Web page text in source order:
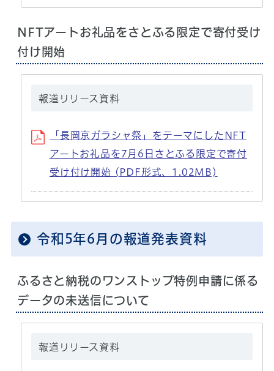
NFTアートお礼品をさとふる限定で寄付受け
付け開始
報道リリース資料
「長岡京ガラシャ祭」をテーマにしたNFT
アートお礼品を7月6日さとふる限定で寄付
受け付け開始 (PDF形式、1.02MB)
令和5年6月の報道発表資料
ふるさと納税のワンストップ特例申請に係る
データの未送信について
報道リリース資料